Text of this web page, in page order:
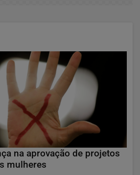
na aprovação de projetos
mulheres